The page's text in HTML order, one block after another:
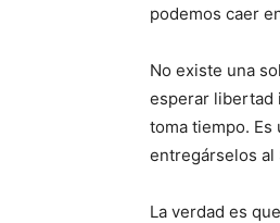
podemos caer
No existe una
esperar libertad
toma tiempo.
entregárselos al
La verdad es